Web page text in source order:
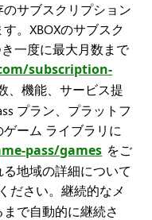
サブスクリプション
。XBOXのサブスク
一度に最大月数まで
subscription-
、機能、サービス提
プラン、プラットフ
ーム ライブラリに
pass/games をご
地域の詳細について
ださい。継続的なメ
で自動的に継続さ